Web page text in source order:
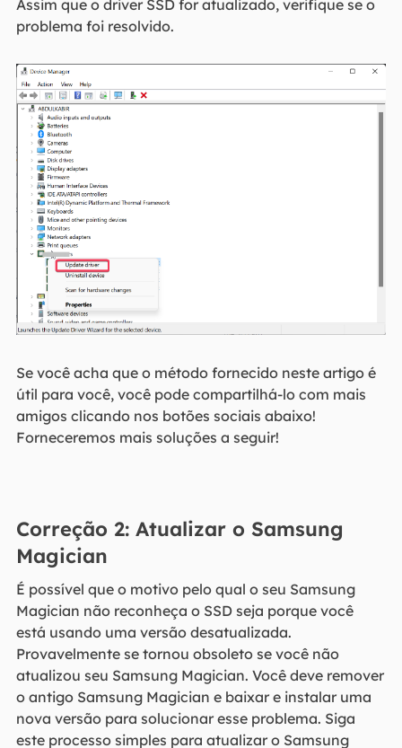
Assim que o driver SSD for atualizado, verifique se o
problema foi resolvido.
Se você acha que o método fornecido neste artigo é
útil para você, você pode compartilhá-lo com mais
amigos clicando nos botões sociais abaixo!
Forneceremos mais soluções a seguir!
Correção 2: Atualizar o Samsung
Magician
É possível que o motivo pelo qual o seu Samsung
Magician não reconheça o SSD seja porque você
está usando uma versão desatualizada.
Provavelmente se tornou obsoleto se você não
atualizou seu Samsung Magician. Você deve remover
o antigo Samsung Magician e baixar e instalar uma
nova versão para solucionar esse problema. Siga
este processo simples para atualizar o Samsung